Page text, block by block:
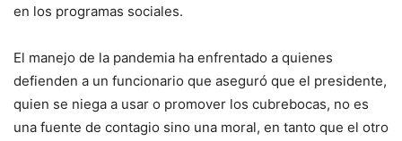
en los programas sociales.
El manejo de la pandemia ha enfrentado a quienes
defienden a un funcionario que aseguró que el presidente,
quien se niega a usar o promover los cubrebocas, no es
una fuente de contagio sino una moral, en tanto que el otro